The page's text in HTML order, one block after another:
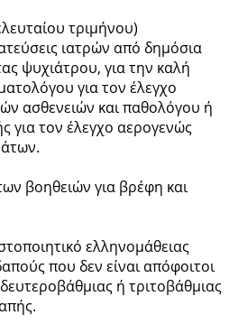
τριμήνου)
ιατρών από δημόσια
ψυχιάτρου, για την καλή
για τον έλεγχο
ασθενειών και παθολόγου ή
για τον έλεγχο αερογενώς
βοηθειών για βρέφη και
ελληνομάθειας
που δεν είναι απόφοιτοι
ή τριτοβάθμιας